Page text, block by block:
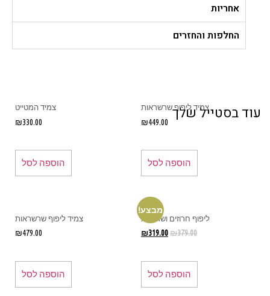
אחריות
החלפות והחזרים
בסטייל שלך
צמיד ליפוף שרשראות
₪449.00
הוספה לסל
צמיד המטייט
₪330.00
הוספה לסל
מבצע!
ליפוף חרוזים ושרשרת
₪379.00
₪319.00
הוספה לסל
צמיד ליפוף שרשראות
₪479.00
הוספה לסל